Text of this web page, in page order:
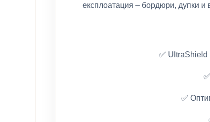
експлоатация – бордюри, дупки и
✅ UltraShield
✅